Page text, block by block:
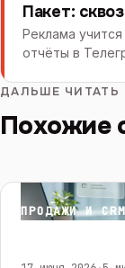
Пакет:
Реклама учится
отчёты в
ДАЛЬШЕ ЧИТАТЬ
Похожие
ПРОДАЖИ И CRM